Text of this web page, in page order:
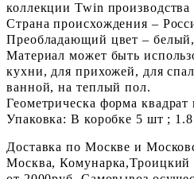
коллекции Twin
Страна происхождения –
Преобладающий цвет –
Материал может быть
кухни, для прихожей, для
ванной, на теплый пол.
Геометрическа форма
Упаковка: В коробке 5 шт ;
Доставка по Москве и
Москва,